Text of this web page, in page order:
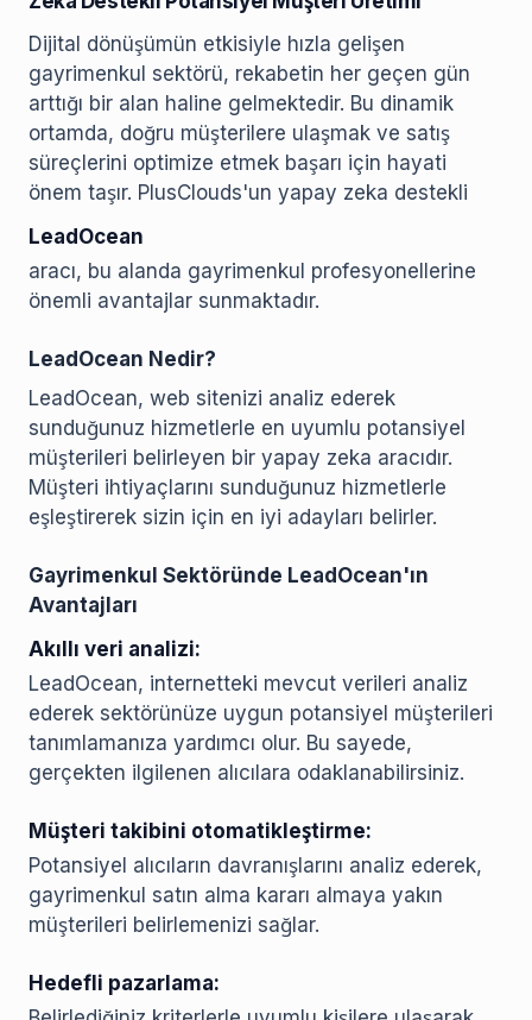
Dijital dönüşümün etkisiyle hızla gelişen
gayrimenkul sektörü, rekabetin her geçen gün
arttığı bir alan haline gelmektedir. Bu dinamik
ortamda, doğru müşterilere ulaşmak ve satış
süreçlerini optimize etmek başarı için hayati
önem taşır. PlusClouds'un yapay zeka destekli
LeadOcean
aracı, bu alanda gayrimenkul profesyonellerine
önemli avantajlar sunmaktadır.
LeadOcean Nedir?
LeadOcean, web sitenizi analiz ederek
sunduğunuz hizmetlerle en uyumlu potansiyel
müşterileri belirleyen bir yapay zeka aracıdır.
Müşteri ihtiyaçlarını sunduğunuz hizmetlerle
eşleştirerek sizin için en iyi adayları belirler.
Gayrimenkul Sektöründe LeadOcean'ın
Avantajları
Akıllı veri analizi:
LeadOcean, internetteki mevcut verileri analiz
ederek sektörünüze uygun potansiyel müşterileri
tanımlamanıza yardımcı olur. Bu sayede,
gerçekten ilgilenen alıcılara odaklanabilirsiniz.
Müşteri takibini otomatikleştirme:
Potansiyel alıcıların davranışlarını analiz ederek,
gayrimenkul satın alma kararı almaya yakın
müşterileri belirlemenizi sağlar.
Hedefli pazarlama: